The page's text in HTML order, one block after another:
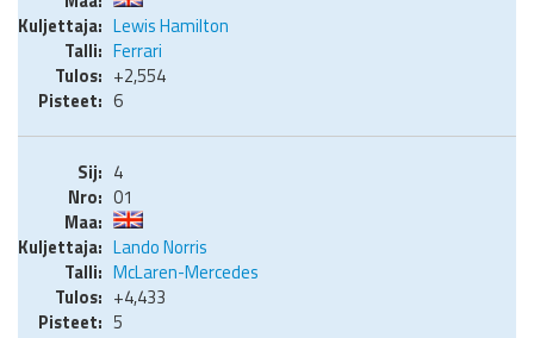
Lewis Hamilton
Ferrari
+2,554
6
4
01
Lando Norris
McLaren-Mercedes
+4,433
5